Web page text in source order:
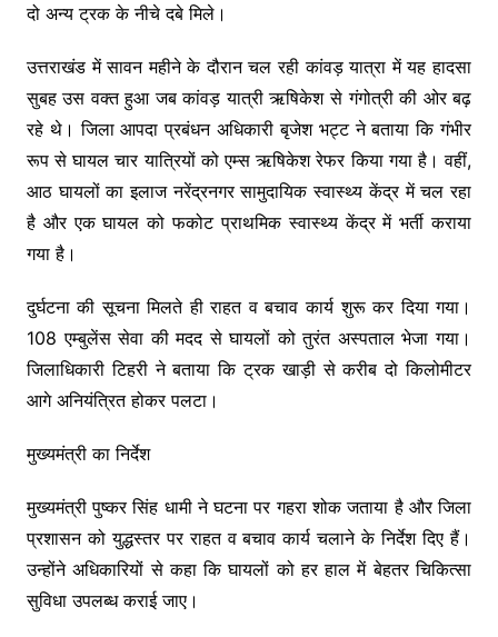
दो अन्य ट्रक के नीचे दबे मिले।
उत्तराखंड में सावन महीने के दौरान चल रही कांवड़ यात्रा में यह हादसा
सुबह उस वक्त हुआ जब कांवड़ यात्री ऋषिकेश से गंगोत्री की ओर बढ़
रहे थे। जिला आपदा प्रबंधन अधिकारी बृजेश भट्ट ने बताया कि गंभीर
रूप से घायल चार यात्रियों को एम्स ऋषिकेश रेफर किया गया है। वहीं,
आठ घायलों का इलाज नरेंद्रनगर सामुदायिक स्वास्थ्य केंद्र में चल रहा
है और एक घायल को फकोट प्राथमिक स्वास्थ्य केंद्र में भर्ती कराया
गया है।
दुर्घटना की सूचना मिलते ही राहत व बचाव कार्य शुरू कर दिया गया।
108 एम्बुलेंस सेवा की मदद से घायलों को तुरंत अस्पताल भेजा गया।
जिलाधिकारी टिहरी ने बताया कि ट्रक खाड़ी से करीब दो किलोमीटर
आगे अनियंत्रित होकर पलटा।
मुख्यमंत्री का निर्देश
मुख्यमंत्री पुष्कर सिंह धामी ने घटना पर गहरा शोक जताया है और जिला
प्रशासन को युद्धस्तर पर राहत व बचाव कार्य चलाने के निर्देश दिए हैं।
उन्होंने अधिकारियों से कहा कि घायलों को हर हाल में बेहतर चिकित्सा
सुविधा उपलब्ध कराई जाए।